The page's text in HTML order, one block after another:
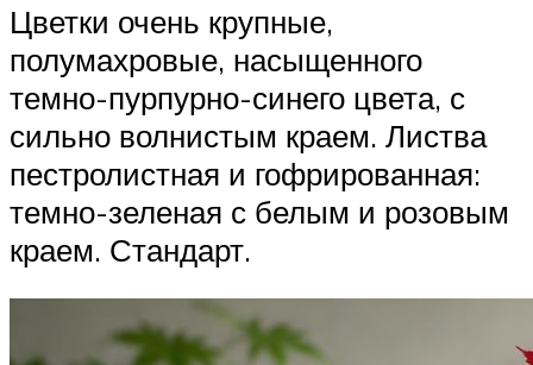
Цветки очень крупные,
полумахровые, насыщенного
темно-пурпурно-синего цвета, с
сильно волнистым краем. Листва
пестролистная и гофрированная:
темно-зеленая с белым и розовым
краем. Стандарт.